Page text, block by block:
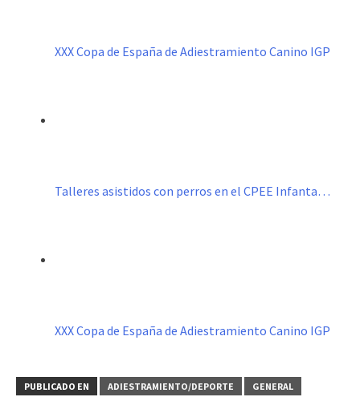
XXX Copa de España de Adiestramiento Canino IGP
Talleres asistidos con perros en el CPEE Infanta…
XXX Copa de España de Adiestramiento Canino IGP
PUBLICADO EN ADIESTRAMIENTO/DEPORTE GENERAL